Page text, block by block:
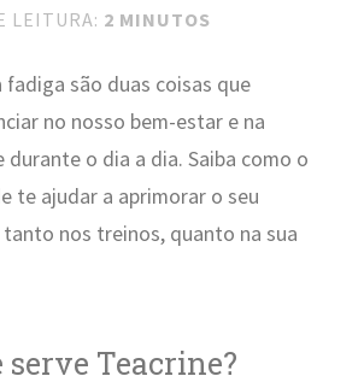
LEITURA: 2 MINUTOS
fadiga são duas coisas que
no nosso bem-estar e na
o dia a dia. Saiba como o
te ajudar a aprimorar o seu
tanto nos treinos, quanto na sua
serve Teacrine?